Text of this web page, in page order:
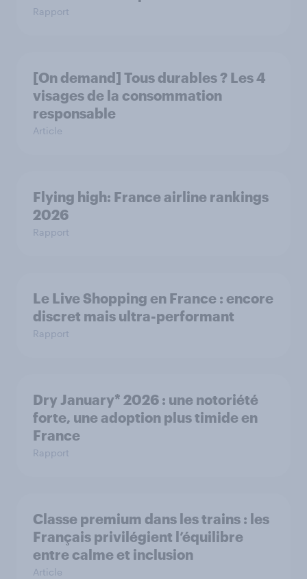
Rapport
[On demand] Tous durables ? Les 4
visages de la consommation
responsable
Article
Flying high: France airline rankings
2026
Rapport
Le Live Shopping en France : encore
discret mais ultra-performant
Rapport
Dry January* 2026 : une notoriété
forte, une adoption plus timide en
France
Rapport
Classe premium dans les trains : les
Français privilégient l’équilibre
entre calme et inclusion
Article